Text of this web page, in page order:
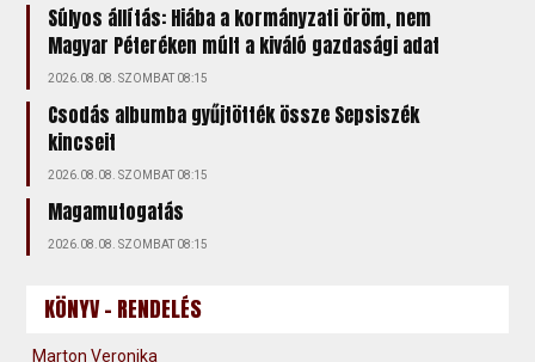
Súlyos állítás: Hiába a kormányzati öröm, nem
Magyar Péteréken múlt a kiváló gazdasági adat
2026.08.08. SZOMBAT 08:15
Csodás albumba gyűjtötték össze Sepsiszék
kincseit
2026.08.08. SZOMBAT 08:15
Magamutogatás
2026.08.08. SZOMBAT 08:15
KÖNYV - RENDELÉS
Marton Veronika